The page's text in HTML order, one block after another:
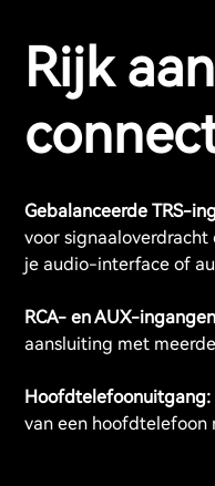
Rijk aan
Gebalanceerde TRS-
voor
je audio-interface of
RCA- en AUX-
aansluiting met
Hoofdtelefoonuitgang:
van een hoofdtelefoon